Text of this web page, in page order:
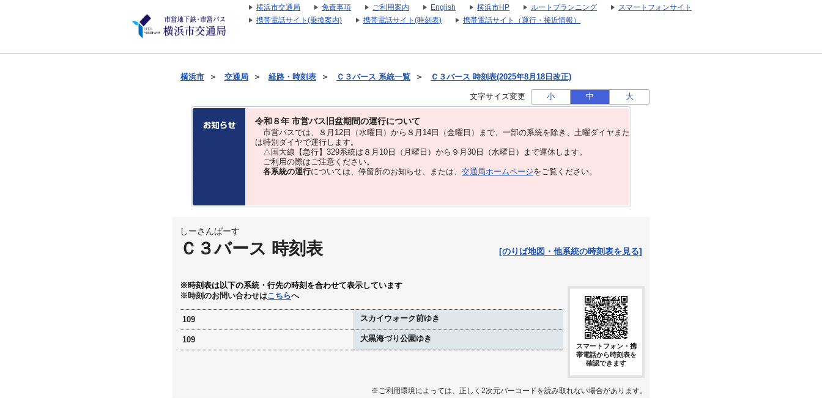
横浜市交通局 免責事項 ご利用案内 English 横浜市HP ルートプランニング
スマートフォンサイト
携帯電話サイト(乗換案内)
携帯電話サイト(時刻表) 携帯電話サイト（運行・接近情報）
横浜市 ＞ 交通局 ＞ 経路・時刻表 ＞ Ｃ３バース 系統一覧 ＞ Ｃ３バース 時刻表(2025年8月18日改正)
文字サイズ変更 小 中 大
令和８年 市営バス旧盆期間の運行について
市営バスでは、８⽉12⽇（水曜日）から８⽉14⽇（金曜日）まで、⼀部の系統を除き、⼟曜ダイヤまた
は特別ダイヤで運⾏します。
△国大線【急行】329系統は８月10日（月曜日）から９月30日（水曜日）まで運休します。
ご利用の際はご注意ください。
各系統の運行については、停留所のお知らせ、または、 交通局ホームページをご覧ください。
しーさんばーす
Ｃ３バース 時刻表 [のりば地図・他系統の時刻表を見る]
※時刻表は以下の系統・行先の時刻を合わせて表示しています
※時刻のお問い合わせはこちらへ
109 スカイウォーク前ゆき
109 大黒海づり公園ゆき
スマートフォン・携
帯電話から時刻表を
確認できます
※ご利用環境によっては、正しく2次元バーコードを読み取れない場合があります。